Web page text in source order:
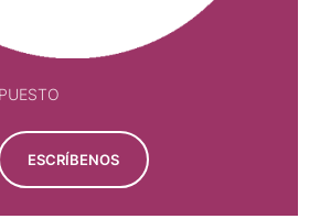
ESCRÍBENOS